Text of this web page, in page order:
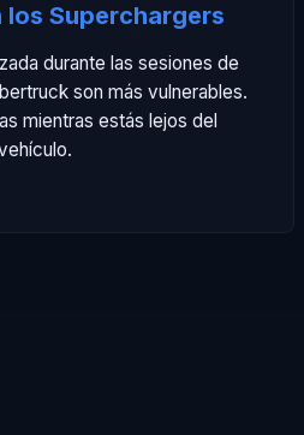
los Superchargers
durante las sesiones de
son más vulnerables.
mientras estás lejos del